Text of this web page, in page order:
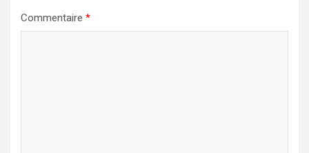
Commentaire *